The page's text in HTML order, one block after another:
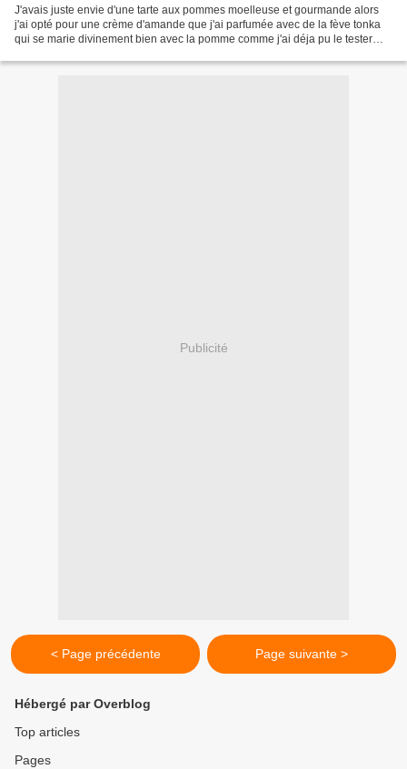
J'avais juste envie d'une tarte aux pommes moelleuse et gourmande alors
j'ai opté pour une crème d'amande que j'ai parfumée avec de la fève tonka
qui se marie divinement bien avec la pomme comme j'ai déja pu le tester
Publicité
< Page précédente Page suivante >
Hébergé par Overblog
Top articles
Pages